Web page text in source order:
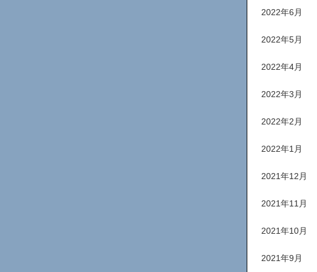
2022年6月
2022年5月
2022年4月
2022年3月
2022年2月
2022年1月
2021年12月
2021年11月
2021年10月
2021年9月